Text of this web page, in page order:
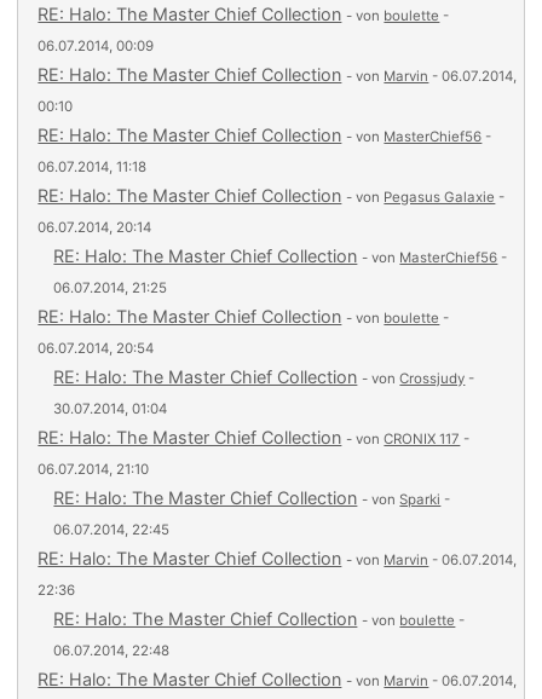
RE: Halo: The Master Chief Collection - von boulette -
06.07.2014, 00:09
RE: Halo: The Master Chief Collection - von Marvin - 06.07.2014,
00:10
RE: Halo: The Master Chief Collection - von MasterChief56 -
06.07.2014, 11:18
RE: Halo: The Master Chief Collection - von Pegasus Galaxie -
06.07.2014, 20:14
RE: Halo: The Master Chief Collection - von MasterChief56 -
06.07.2014, 21:25
RE: Halo: The Master Chief Collection - von boulette -
06.07.2014, 20:54
RE: Halo: The Master Chief Collection - vonCrossjudy -
30.07.2014, 01:04
RE: Halo: The Master Chief Collection - vonCRONIX 117 -
06.07.2014, 21:10
RE: Halo: The Master Chief Collection - vonSparki -
06.07.2014, 22:45
RE: Halo: The Master Chief Collection - von Marvin - 06.07.2014,
22:36
RE: Halo: The Master Chief Collection - von boulette -
06.07.2014, 22:48
RE: Halo: The Master Chief Collection - von Marvin - 06.07.2014,